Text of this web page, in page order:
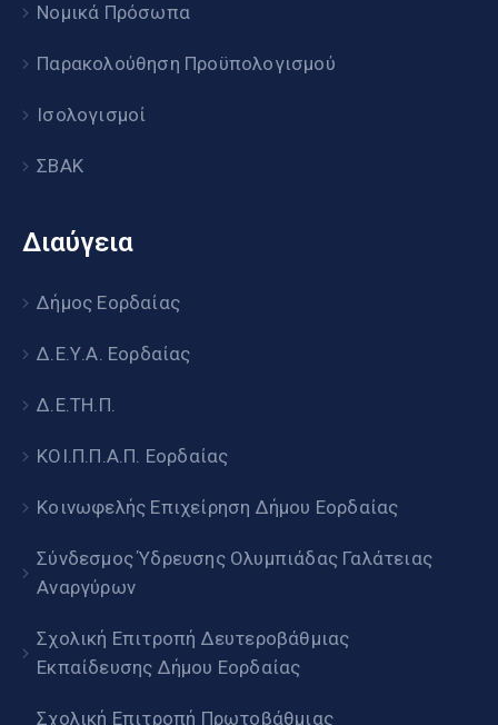
Νομικά Πρόσωπα
Παρακολούθηση Προϋπολογισμού
Ισολογισμοί
ΣΒΑΚ
Διαύγεια
Δήμος Εορδαίας
Δ.Ε.Υ.Α. Εορδαίας
Δ.Ε.ΤΗ.Π.
ΚΟΙ.Π.Π.Α.Π. Εορδαίας
Κοινωφελής Επιχείρηση Δήμου Εορδαίας
Σύνδεσμος Ύδρευσης Ολυμπιάδας Γαλάτειας
Αναργύρων
Σχολική Επιτροπή Δευτεροβάθμιας
Εκπαίδευσης Δήμου Εορδαίας
Σχολική Επιτροπή Πρωτοβάθμιας